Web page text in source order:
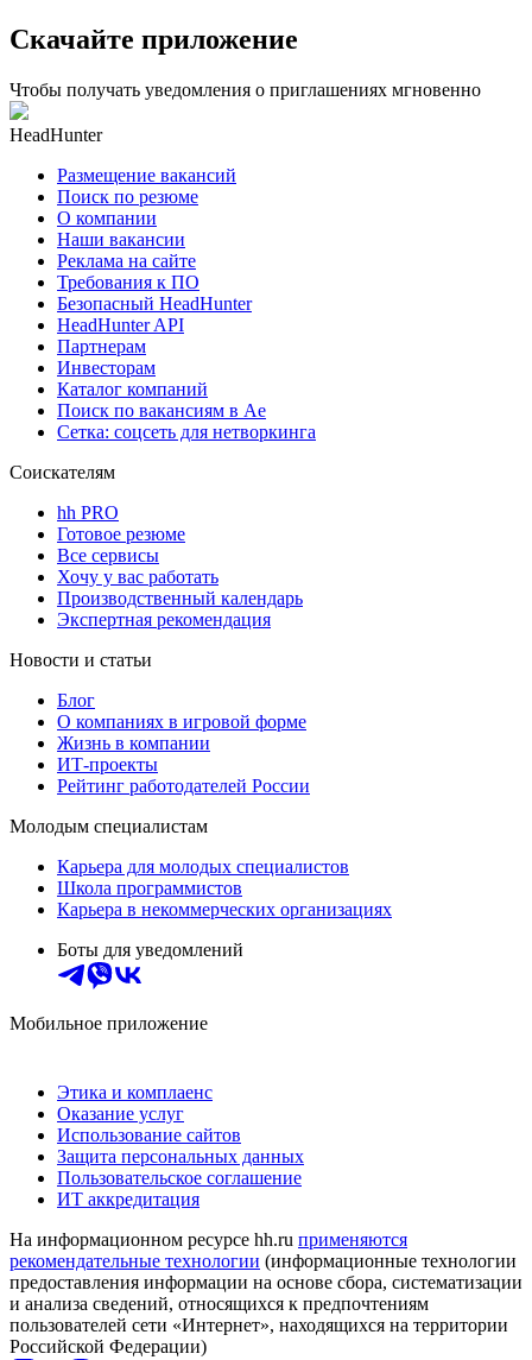
Скачайте приложение
Чтобы получать уведомления о приглашениях мгновенно
HeadHunter
Размещение вакансий
Поиск по резюме
О компании
Наши вакансии
Реклама на сайте
Требования к ПО
Безопасный HeadHunter
HeadHunter API
Партнерам
Инвесторам
Каталог компаний
Поиск по вакансиям в Ае
Сетка: соцсеть для нетворкинга
Соискателям
hh PRO
Готовое резюме
Все сервисы
Хочу у вас работать
Производственный календарь
Экспертная рекомендация
Новости и статьи
Блог
О компаниях в игровой форме
Жизнь в компании
ИТ-проекты
Рейтинг работодателей России
Молодым специалистам
Карьера для молодых специалистов
Школа программистов
Карьера в некоммерческих организациях
Боты для уведомлений
Мобильное приложение
Этика и комплаенс
Оказание услуг
Использование сайтов
Защита персональных данных
Пользовательское соглашение
ИТ аккредитация
На информационном ресурсе hh.ru применяются
рекомендательные технологии (информационные технологии
предоставления информации на основе сбора, систематизации
и анализа сведений, относящихся к предпочтениям
пользователей сети «Интернет», находящихся на территории
Российской Федерации)